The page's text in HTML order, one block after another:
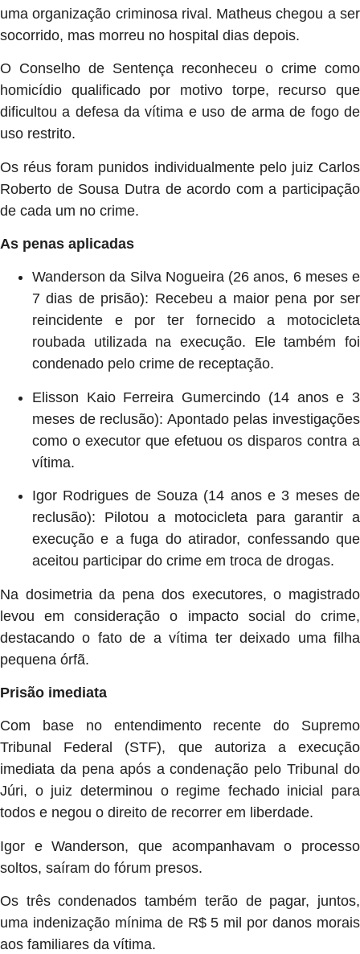
uma organização criminosa rival. Matheus chegou a ser
socorrido, mas morreu no hospital dias depois.
O Conselho de Sentença reconheceu o crime como
homicídio qualificado por motivo torpe, recurso que
dificultou a defesa da vítima e uso de arma de fogo de
uso restrito.
Os réus foram punidos individualmente pelo juiz Carlos
Roberto de Sousa Dutra de acordo com a participação
de cada um no crime.
As penas aplicadas
Wanderson da Silva Nogueira (26 anos, 6 meses e
7 dias de prisão): Recebeu a maior pena por ser
reincidente e por ter fornecido a motocicleta
roubada utilizada na execução. Ele também foi
condenado pelo crime de receptação.
Elisson Kaio Ferreira Gumercindo (14 anos e 3
meses de reclusão): Apontado pelas investigações
como o executor que efetuou os disparos contra a
vítima.
Igor Rodrigues de Souza (14 anos e 3 meses de
reclusão): Pilotou a motocicleta para garantir a
execução e a fuga do atirador, confessando que
aceitou participar do crime em troca de drogas.
Na dosimetria da pena dos executores, o magistrado
levou em consideração o impacto social do crime,
destacando o fato de a vítima ter deixado uma filha
pequena órfã.
Prisão imediata
Com base no entendimento recente do Supremo
Tribunal Federal (STF), que autoriza a execução
imediata da pena após a condenação pelo Tribunal do
Júri, o juiz determinou o regime fechado inicial para
todos e negou o direito de recorrer em liberdade.
Igor e Wanderson, que acompanhavam o processo
soltos, saíram do fórum presos.
Os três condenados também terão de pagar, juntos,
uma indenização mínima de R$ 5 mil por danos morais
aos familiares da vítima.